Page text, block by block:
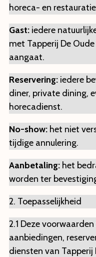
horeca- en
Gast: iedere
met Tapperij De
aangaat.
Reservering: iedere
diner, private dining,
horecadienst.
No-show: het niet
tijdige annulering.
Aanbetaling: het
worden ter
2. Toepasselijkheid
2.1 Deze
aanbiedingen,
diensten van Tapperij